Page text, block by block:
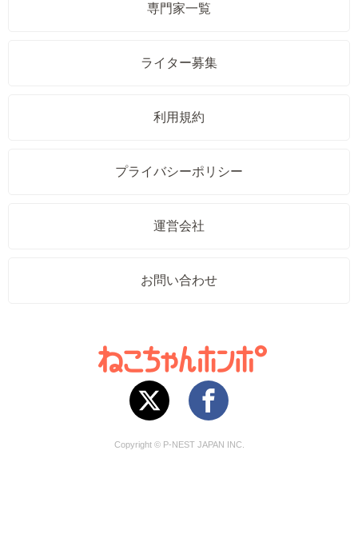
専門家一覧
ライター募集
利用規約
プライバシーポリシー
運営会社
お問い合わせ
Copyright © P-NEST JAPAN INC.